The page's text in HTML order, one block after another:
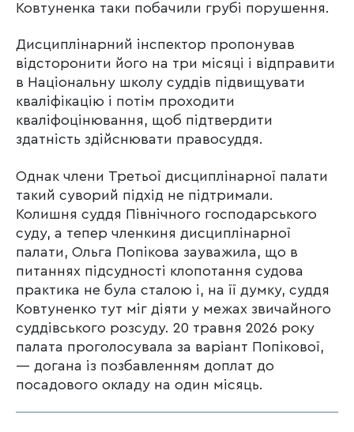
Ковтуненка таки побачили грубі порушення.
Дисциплінарний інспектор пропонував
відсторонити його на три місяці і відправити
в Національну школу суддів підвищувати
кваліфікацію і потім проходити
кваліфоцінювання, щоб підтвердити
здатність здійснювати правосуддя.
Однак члени Третьої дисциплінарної палати
такий суворий підхід не підтримали.
Колишня суддя Північного господарського
суду, а тепер членкиня дисциплінарної
палати, Ольга Попікова зауважила, що в
питаннях підсудності клопотання судова
практика не була сталою і, на її думку, суддя
Ковтуненко тут міг діяти у межах звичайного
суддівського розсуду. 20 травня 2026 року
палата проголосувала за варіант Попікової,
— догана із позбавленням доплат до
посадового окладу на один місяць.